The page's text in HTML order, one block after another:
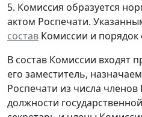
5. Комиссия образуется
актом Роспечати.
состав Комиссии и порядок
В состав Комиссии входят
его заместитель,
Роспечати из числа
должности